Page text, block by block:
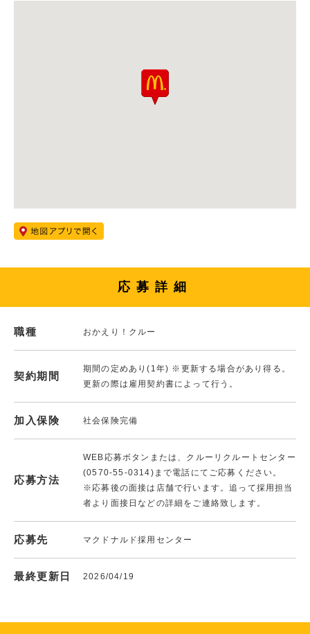
応募詳細
職種 おかえり！クルー
契約期間
期間の定めあり(1年) ※更新する場合があり得る。
更新の際は雇用契約書によって行う。
加入保険 社会保険完備
応募方法
WEB応募ボタンまたは、クルーリクルートセンター
(0570-55-0314)まで電話にてご応募ください。
※応募後の面接は店舗で行います。追って採用担当
者より面接日などの詳細をご連絡致します。
応募先 マクドナルド採用センター
最終更新日 2026/04/19